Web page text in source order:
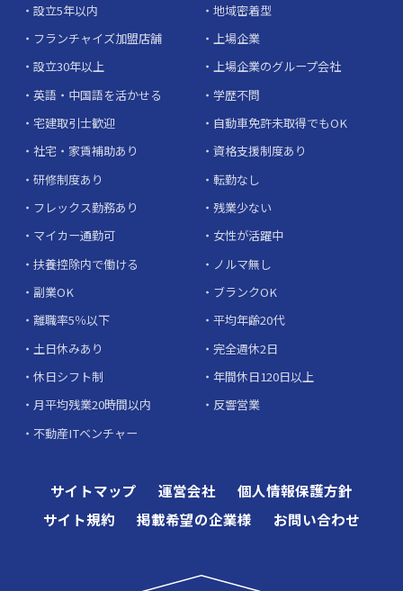
設立5年以内
地域密着型
フランチャイズ加盟店舗
上場企業
設立30年以上
上場企業のグループ会社
英語・中国語を活かせる
学歴不問
宅建取引士歓迎
自動車免許未取得でもOK
社宅・家賃補助あり
資格支援制度あり
研修制度あり
転勤なし
フレックス勤務あり
残業少ない
マイカー通勤可
女性が活躍中
扶養控除内で働ける
ノルマ無し
副業OK
ブランクOK
離職率5％以下
平均年齢20代
土日休みあり
完全週休2日
休日シフト制
年間休日120日以上
月平均残業20時間以内
反響営業
不動産ITベンチャー
サイトマップ 運営会社
個人情報保護方針
サイト規約
掲載希望の企業様 お問い合わせ